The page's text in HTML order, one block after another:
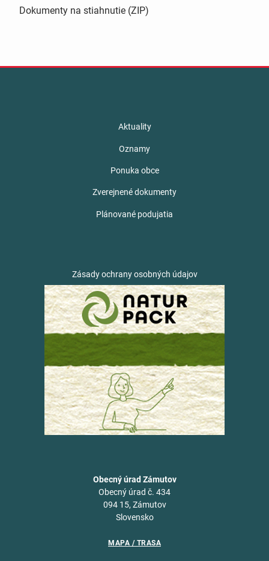
Dokumenty na stiahnutie (ZIP)
Aktuality
Oznamy
Ponuka obce
Zverejnené dokumenty
Plánované podujatia
Zásady ochrany osobných údajov
Obecný úrad Zámutov
Obecný úrad č. 434
094 15, Zámutov
Slovensko
MAPA / TRASA